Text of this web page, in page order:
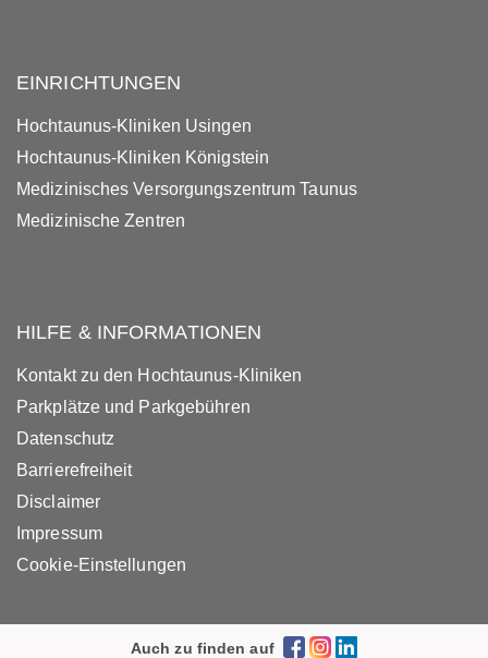
EINRICHTUNGEN
Hochtaunus-Kliniken Usingen
Hochtaunus-Kliniken Königstein
Medizinisches Versorgungszentrum Taunus
Medizinische Zentren
HILFE & INFORMATIONEN
Kontakt zu den Hochtaunus-Kliniken
Parkplätze und Parkgebühren
Datenschutz
Barrierefreiheit
Disclaimer
Impressum
Cookie-Einstellungen
Auch zu finden auf